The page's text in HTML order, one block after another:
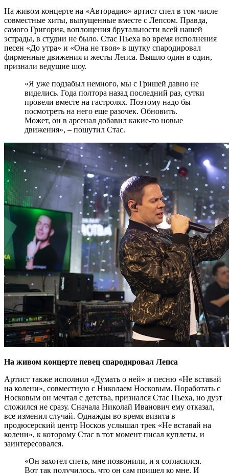
На живом концерте на «Авторадио» артист спел в том числе
совместные хиты, выпущенные вместе с Лепсом. Правда,
самого Григория, воплощения брутальности всей нашей
эстрады, в студии не было. Стас Пьеха во время исполнения
песен «До утра» и «Она не твоя» в шутку спародировал
фирменные движения и жесты Лепса. Вышло один в один,
признали ведущие шоу.
«Я уже подзабыл немного, мы с Гришей давно не
виделись. Года полтора назад последний раз, сутки
провели вместе на гастролях. Поэтому надо бы
посмотреть на него еще разочек. Обновить.
Может, он в арсенал добавил какие-то новые
движения», – пошутил Стас.
На живом концерте певец спародировал Лепса
Артист также исполнил «Думать о ней» и песню «Не вставай
на колени», совместную с Николаем Носковым. Поработать с
Носковым он мечтал с детства, признался Стас Пьеха, но дуэт
сложился не сразу. Сначала Николай Иванович ему отказал,
все изменил случай. Однажды во время визита в
продюсерский центр Носков услышал трек «Не вставай на
колени», к которому Стас в тот момент писал куплеты, и
заинтересовался.
«Он захотел спеть, мне позвонили, и я согласился.
Вот так получилось, что он сам пришел ко мне. И